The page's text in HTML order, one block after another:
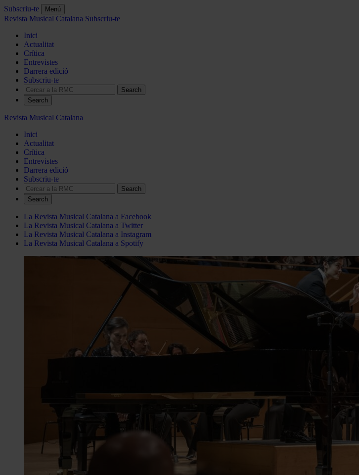
Subscriu-te Menú
Revista Musical Catalana Subscriu-te
Inici
Actualitat
Crítica
Entrevistes
Darrera edició
Subscriu-te
Search
Revista Musical Catalana
Inici
Actualitat
Crítica
Entrevistes
Darrera edició
Subscriu-te
Search
La Revista Musical Catalana a Facebook
La Revista Musical Catalana a Twitter
La Revista Musical Catalana a Instagram
La Revista Musical Catalana a Spotify